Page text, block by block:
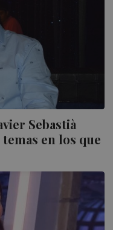
Sebastià
en los que